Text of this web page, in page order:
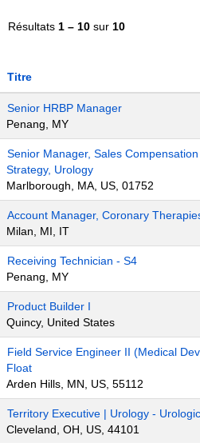
Résultats 1 – 10 sur 10
Titre
Senior HRBP Manager
Penang, MY
Senior Manager, Sales
Strategy, Urology
Marlborough, MA, US, 01752
Account Manager, Coronary
Milan, MI, IT
Receiving Technician - S4
Penang, MY
Product Builder I
Quincy, United States
Field Service Engineer II (Medical
Float
Arden Hills, MN, US, 55112
Territory Executive | Urology -
Cleveland, OH, US, 44101